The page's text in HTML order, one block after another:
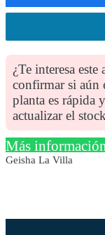
¿Te interesa
confirmar si aún
planta es rápida
actualizar el
Más información
Geisha La Villa